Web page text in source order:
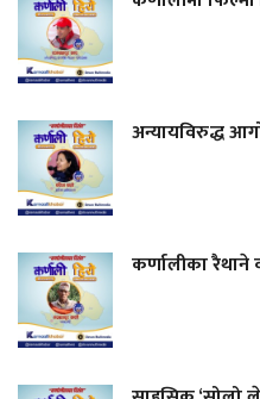
अन्यायविरुद्ध
कर्णालीका रैथाने